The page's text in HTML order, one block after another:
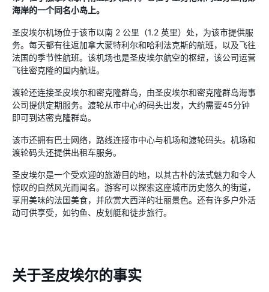
海岸的一个同名小岛上。
圣皮埃尔机场位于该市以南 2 公里（1.2 英里）处，为该市提供服
务。每天都有往返加拿大蒙特利尔和哈利法克斯的航班，以及飞往
法国的季节性航班。该机场也是圣皮埃尔航空的枢纽，该公司运营
飞往密克隆的国内航班。
渡轮还连接圣皮埃尔和密克隆群岛，由圣皮埃尔和密克隆群岛海事
公司提供定期服务。渡轮从市中心的码头出发，大约需要45分钟
即可到达密克隆群岛。
该市还拥有巴士网络，路线连接市中心与机场和渡轮码头。机场和
渡轮码头还提供出租车服务。
圣皮埃尔是一个受欢迎的旅游目的地，以其古朴的法式魅力和令人
惊叹的自然风光而闻名。游客可以探索这座城市历史悠久的街道，
享用美味的法国美食，并欣赏大西洋的壮丽景色。还有许多户外活
动可供享受，如钓鱼、皮划艇和徒步旅行。
关于圣皮埃尔的事实